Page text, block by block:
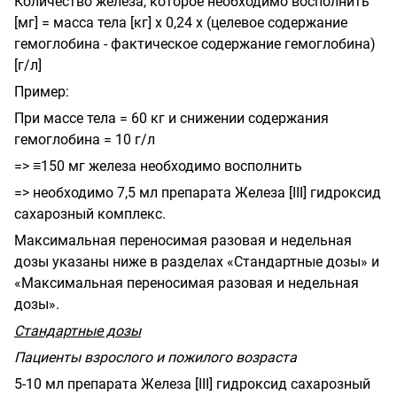
[мг] = масса тела [кг] х 0,24 х (целевое содержание
гемоглобина - фактическое содержание гемоглобина)
[г/л]
Пример:
При массе тела = 60 кг и снижении содержания
гемоглобина = 10 г/л
=> ≡150 мг железа необходимо восполнить
=> необходимо 7,5 мл препарата Железа [III] гидроксид
сахарозный комплекс.
Максимальная переносимая разовая и недельная
дозы указаны ниже в разделах «Стандартные дозы» и
«Максимальная переносимая разовая и недельная
дозы».
Стандартные дозы
Пациенты взрослого и пожилого возраста
5-10 мл препарата Железа [III] гидроксид сахарозный